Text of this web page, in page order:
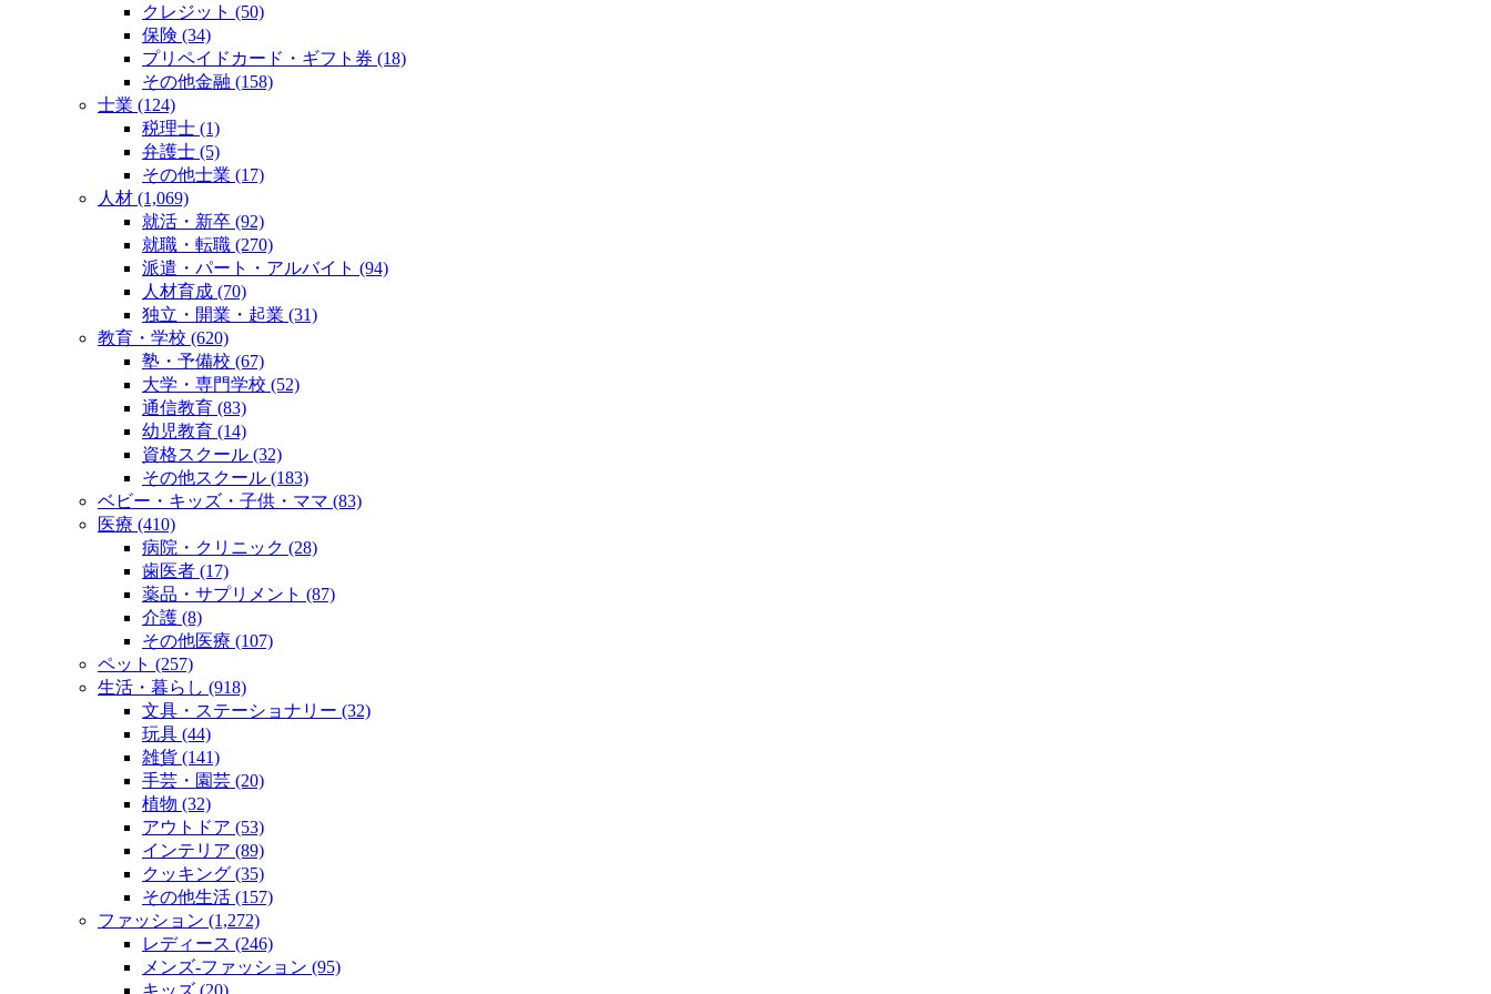
クレジット (50)
保険 (34)
プリペイドカード・ギフト券 (18)
その他金融 (158)
士業 (124)
税理士 (1)
弁護士 (5)
その他士業 (17)
人材 (1,069)
就活・新卒 (92)
就職・転職 (270)
派遣・パート・アルバイト (94)
人材育成 (70)
独立・開業・起業 (31)
教育・学校 (620)
塾・予備校 (67)
大学・専門学校 (52)
通信教育 (83)
幼児教育 (14)
資格スクール (32)
その他スクール (183)
ベビー・キッズ・子供・ママ (83)
医療 (410)
病院・クリニック (28)
歯医者 (17)
薬品・サプリメント (87)
介護 (8)
その他医療 (107)
ペット (257)
生活・暮らし (918)
文具・ステーショナリー (32)
玩具 (44)
雑貨 (141)
手芸・園芸 (20)
植物 (32)
アウトドア (53)
インテリア (89)
クッキング (35)
その他生活 (157)
ファッション (1,272)
レディース (246)
メンズ‐ファッション (95)
キッズ (20)